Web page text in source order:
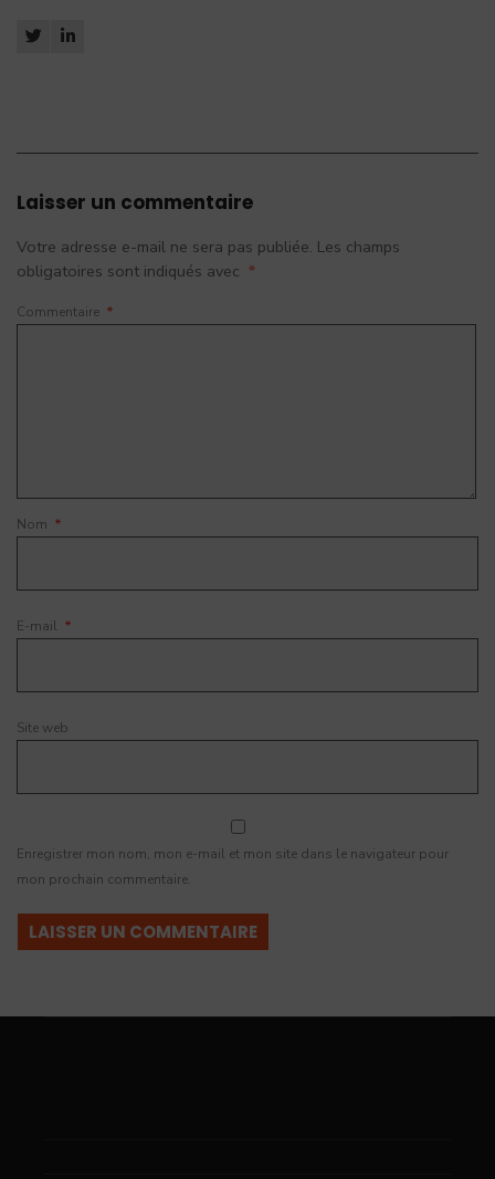
Laisser un commentaire
Votre adresse e-mail ne sera pas publiée. Les champs
obligatoires sont indiqués avec *
Commentaire *
Nom *
E-mail *
Site web
Enregistrer mon nom, mon e-mail et mon site dans le navigateur pour
mon prochain commentaire.